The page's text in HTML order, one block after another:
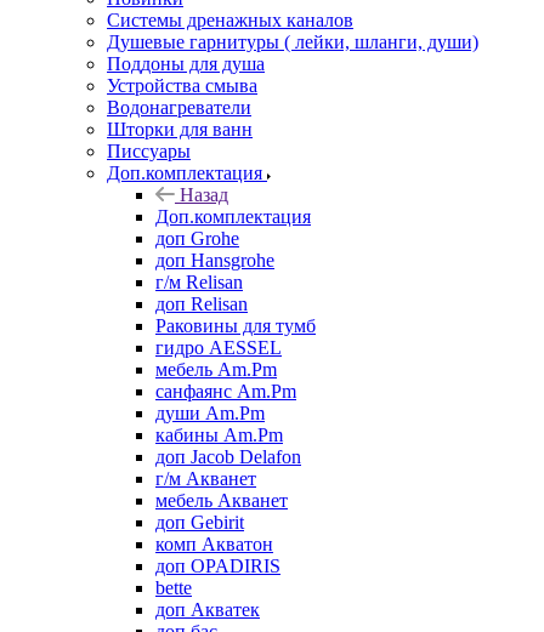
Системы дренажных каналов
Душевые гарнитуры ( лейки, шланги, души)
Поддоны для душа
Устройства смыва
Водонагреватели
Шторки для ванн
Писсуары
Доп.комплектация
Назад
Доп.комплектация
доп Grohe
доп Hansgrohe
г/м Relisan
доп Relisan
Раковины для тумб
гидро AESSEL
мебель Am.Pm
санфаянс Am.Pm
души Am.Pm
кабины Am.Pm
доп Jacob Delafon
г/м Акванет
мебель Акванет
доп Gebirit
комп Акватон
доп OPADIRIS
bette
доп Акватек